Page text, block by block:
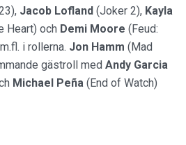
Jacob Lofland (Joker 2), Kayla
Heart) och Demi Moore (Feud:
i rollerna. Jon Hamm (Mad
gästroll med Andy Garcia
Michael Peña (End of Watch)